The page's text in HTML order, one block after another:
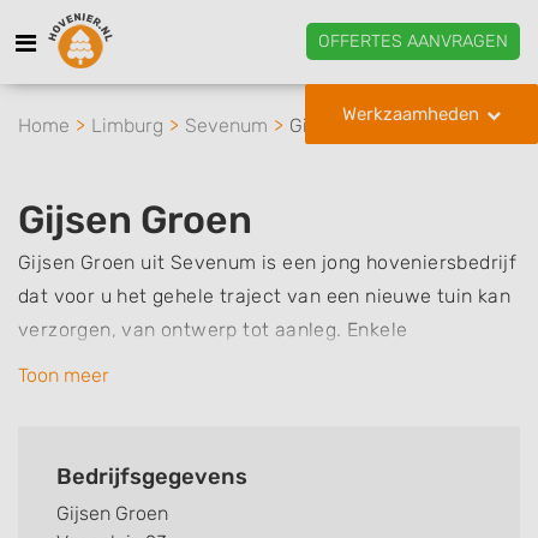
OFFERTES AANVRAGEN
Werkzaamheden
Home Limburg Sevenum Gijsen Groen
Gijsen Groen
Gijsen Groen uit Sevenum is een jong hoveniersbedrijf
dat voor u het gehele traject van een nieuwe tuin kan
verzorgen, van ontwerp tot aanleg. Enkele
voorbeelden van werkzaamheden die ze hierbij zoal
terras of oprit, het aanleggen van een gazon met
en het maken van een overkapping. Bij interesse in de
Toon meer
Bedrijfsgegevens
Gijsen Groen